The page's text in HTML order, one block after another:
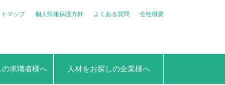
マップ 個人情報保護方針 よくある質問 会社概要
求職者様へ 人材をお探しの企業様へ